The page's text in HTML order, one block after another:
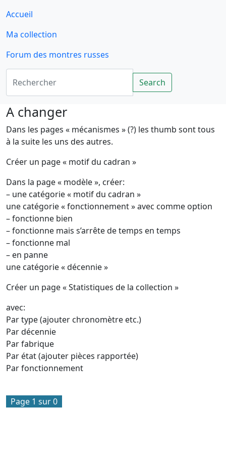
Accueil
Ma collection
Forum des montres russes
Rechercher
Search
A changer
Dans les pages « mécanismes » (?) les thumb sont tous
à la suite les uns des autres.
Créer un page « motif du cadran »
Dans la page « modèle », créer:
– une catégorie « motif du cadran »
une catégorie « fonctionnement » avec comme option
– fonctionne bien
– fonctionne mais s’arrête de temps en temps
– fonctionne mal
– en panne
une catégorie « décennie »
Créer un page « Statistiques de la collection »
avec:
Par type (ajouter chronomètre etc.)
Par décennie
Par fabrique
Par état (ajouter pièces rapportée)
Par fonctionnement
Page 1 sur 0